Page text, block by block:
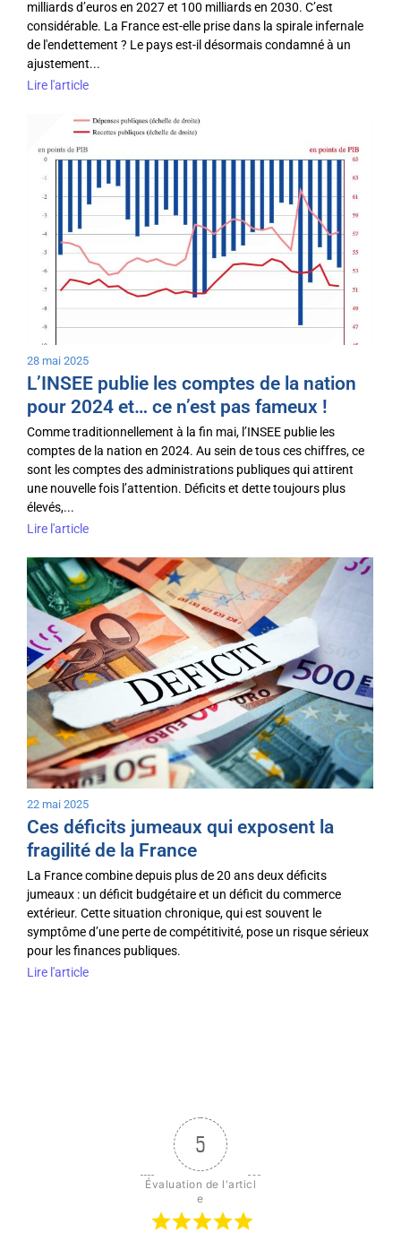
milliards d’euros en 2027 et 100 milliards en 2030. C’est
considérable. La France est-elle prise dans la spirale infernale
de l'endettement ? Le pays est-il désormais condamné à un
ajustement...
Lire l'article
28 mai 2025
L’INSEE publie les comptes de la nation
pour 2024 et… ce n’est pas fameux !
Comme traditionnellement à la fin mai, l’INSEE publie les
comptes de la nation en 2024. Au sein de tous ces chiffres, ce
sont les comptes des administrations publiques qui attirent
une nouvelle fois l’attention. Déficits et dette toujours plus
élevés,...
Lire l'article
22 mai 2025
Ces déficits jumeaux qui exposent la
fragilité de la France
La France combine depuis plus de 20 ans deux déficits
jumeaux : un déficit budgétaire et un déficit du commerce
extérieur. Cette situation chronique, qui est souvent le
symptôme d’une perte de compétitivité, pose un risque sérieux
pour les finances publiques.
Lire l'article
5
Évaluation de l'articl
e